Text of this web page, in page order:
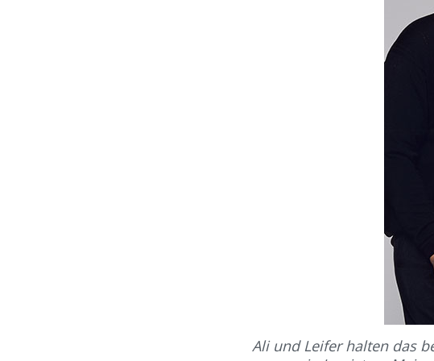
Ali und Leifer halten das